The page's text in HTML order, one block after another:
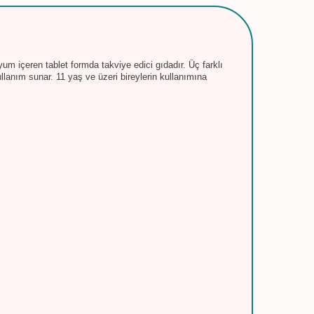
içeren tablet formda takviye edici gıdadır. Üç farklı
sunar. 11 yaş ve üzeri bireylerin kullanımına